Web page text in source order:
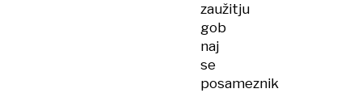
zaužitju
gob
naj
se
posameznik